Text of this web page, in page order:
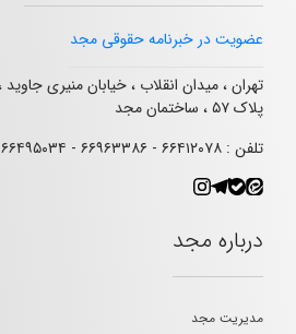
عضویت در خبرنامه حقوقی مجد
تهران ، میدان انقلاب ، خیابان منیری
پلاک ۵۷ ، ساختمان مجد
تلفن : ۶۶۴۱۲۰۷۸ - ۶۶۹۶۳۳۸۶ - ۰۲۱۶۶۴۹۵۰۳۴
درباره مجد
مدیریت مجد